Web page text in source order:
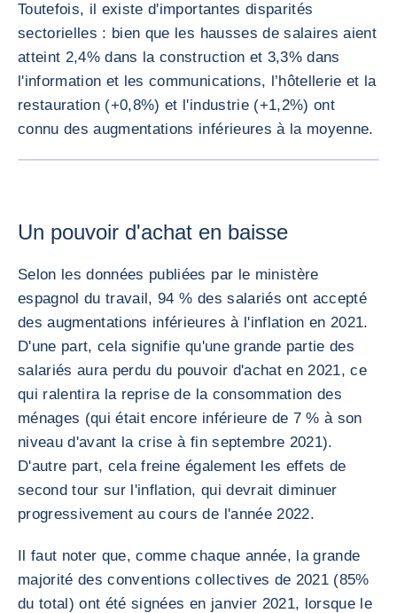
Toutefois, il existe d'importantes disparités
sectorielles : bien que les hausses de salaires aient
atteint 2,4% dans la construction et 3,3% dans
l'information et les communications, l’hôtellerie et la
restauration (+0,8%) et l'industrie (+1,2%) ont
connu des augmentations inférieures à la moyenne.
Un pouvoir d'achat en baisse
Selon les données publiées par le ministère
espagnol du travail, 94 % des salariés ont accepté
des augmentations inférieures à l'inflation en 2021.
D'une part, cela signifie qu'une grande partie des
salariés aura perdu du pouvoir d'achat en 2021, ce
qui ralentira la reprise de la consommation des
ménages (qui était encore inférieure de 7 % à son
niveau d'avant la crise à fin septembre 2021).
D'autre part, cela freine également les effets de
second tour sur l'inflation, qui devrait diminuer
progressivement au cours de l'année 2022.
Il faut noter que, comme chaque année, la grande
majorité des conventions collectives de 2021 (85%
du total) ont été signées en janvier 2021, lorsque le